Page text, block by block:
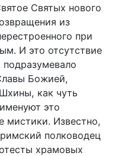
Святых нового
из
при
И это отсутствие
Божией,
как чуть
это
мистики. Известно,
полководец
храмовых